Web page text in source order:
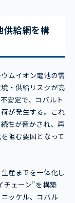
供給網を構
ムイオン電池の需
・供給リスクが高
安定で、コバルト
が発生する。これ
性が脅かされ、再
阻む要因となって
産までを一体化し
チェーン”を構築
ッケル、コバル